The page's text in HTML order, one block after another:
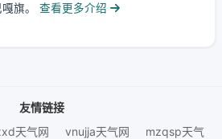
旗。
查看更多介绍
友情链接
天气网 vnujja天气网 mzqsp天气